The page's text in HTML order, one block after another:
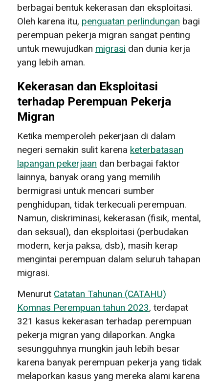
berbagai bentuk kekerasan dan eksploitasi.
Oleh karena itu, penguatan perlindungan bagi
perempuan pekerja migran sangat penting
untuk mewujudkan migrasi dan dunia kerja
yang lebih aman.
Kekerasan dan Eksploitasi
terhadap Perempuan Pekerja
Migran
Ketika memperoleh pekerjaan di dalam
negeri semakin sulit karena keterbatasan
lapangan pekerjaan dan berbagai faktor
lainnya, banyak orang yang memilih
bermigrasi untuk mencari sumber
penghidupan, tidak terkecuali perempuan.
Namun, diskriminasi, kekerasan (fisik, mental,
dan seksual), dan eksploitasi (perbudakan
modern, kerja paksa, dsb), masih kerap
mengintai perempuan dalam seluruh tahapan
migrasi.
Menurut Catatan Tahunan (CATAHU)
Komnas Perempuan tahun 2023, terdapat
321 kasus kekerasan terhadap perempuan
pekerja migran yang dilaporkan. Angka
sesungguhnya mungkin jauh lebih besar
karena banyak perempuan pekerja yang tidak
melaporkan kasus yang mereka alami karena